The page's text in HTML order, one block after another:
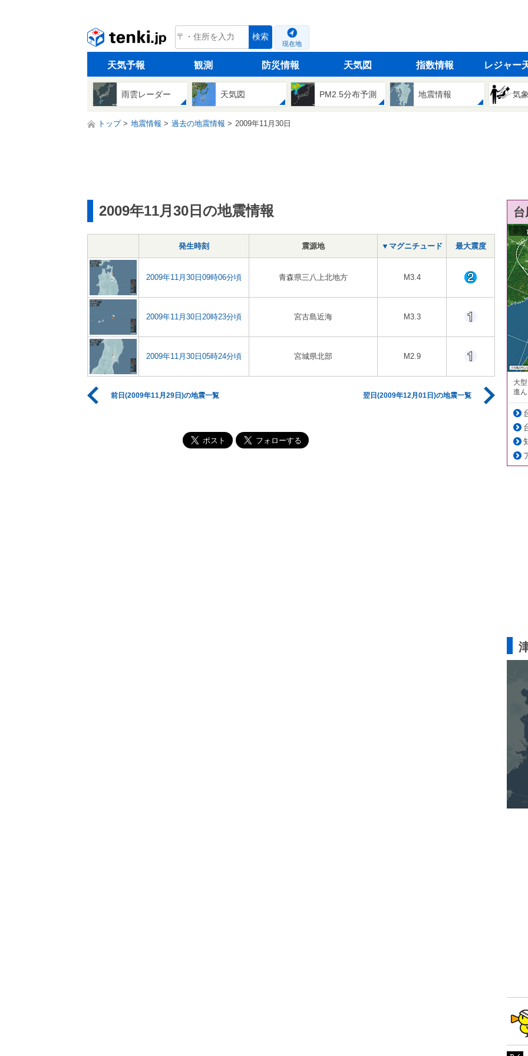
tenki.jp 検索
現在地
天気予報 観測 防災情報 天気図 指数情報 レジャー
雨雲レーダー 天気図 PM2.5分布予測 地震情報 気
トップ 地震情報 過去の地震情報 2009年11月30日
2009年11月30日の地震情報
発生時刻 震源地 ▼マグニチュード 最大震度
2009年11月30日09時06分頃 青森県三八上北地方 M3.4
2009年11月30日20時23分頃 宮古島近海 M3.3
2009年11月30日05時24分頃 宮城県北部 M2.9
前日(2009年11月29日)の地震一覧 翌日(2009年12月01日)の地震一覧
大
進